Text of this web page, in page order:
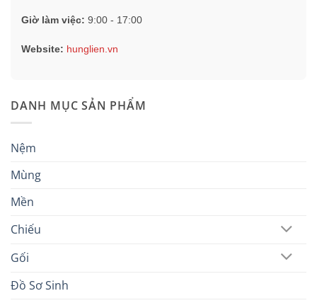
Giờ làm việc: 9:00 - 17:00
Website: hunglien.vn
DANH MỤC SẢN PHẨM
Nệm
Mùng
Mền
Chiếu
Gối
Đồ Sơ Sinh